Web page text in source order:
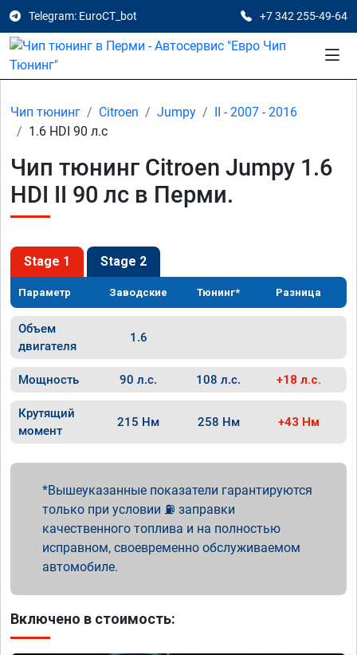
Telegram: EuroCT_bot +7 342 255-49-64
Чип тюнинг Citroen Jumpy
II - 2007 - 2016
1.6 HDI 90 л.с
Чип тюнинг Citroen Jumpy 1.6
HDI II 90 лс в Перми.
Stage 1 Stage 2
Параметр Заводские Тюнинг* Разница
Объем
двигателя
1.6
Мощность 90 л.с. 108 л.с. +18 л.с.
Крутящий
момент
215 Нм 258 Нм +43 Нм
Вышеуказанные показатели гарантируются
только при условии ⛽ заправки
качественного топлива и на полностью
исправном, своевременно обслуживаемом
автомобиле.
Включено в стоимость: